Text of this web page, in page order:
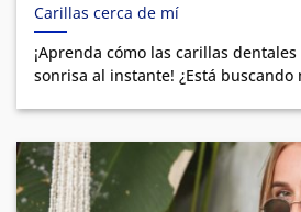
Carillas cerca de mí
¡Aprenda cómo las carillas
sonrisa al instante! ¿Está